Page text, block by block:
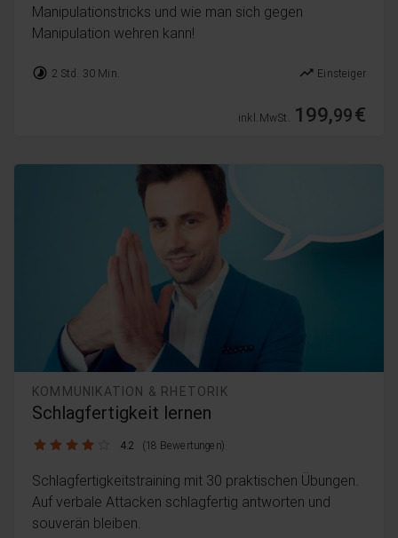
Manipulationstricks und wie man sich gegen
Manipulation wehren kann!
timelapse 2 Std. 30 Min. trending_up Einsteiger
inkl. MwSt. 199,99€
KOMMUNIKATION & RHETORIK
Schlagfertigkeit lernen
4.2 / 5 4.2 (18 Bewertungen)
Schlagfertigkeitstraining mit 30 praktischen Übungen.
Auf verbale Attacken schlagfertig antworten und
souverän bleiben.